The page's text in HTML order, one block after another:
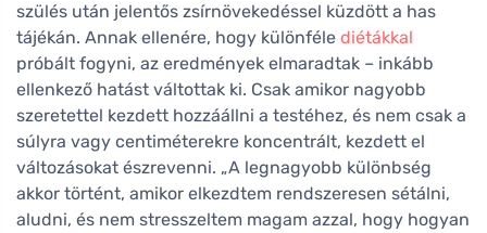
szülés után jelentős zsírnövekedéssel küzdött a has
tájékán. Annak ellenére, hogy különféle diétákkal
próbált fogyni, az eredmények elmaradtak – inkább
ellenkező hatást váltottak ki. Csak amikor nagyobb
szeretettel kezdett hozzáállni a testéhez, és nem csak a
súlyra vagy centiméterekre koncentrált, kezdett el
változásokat észrevenni. „A legnagyobb különbség
akkor történt, amikor elkezdtem rendszeresen sétálni,
aludni, és nem stresszeltem magam azzal, hogy hogyan